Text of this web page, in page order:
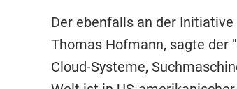
Der ebenfalls an der
Thomas Hofmann, sagte der
Cloud-Systeme,